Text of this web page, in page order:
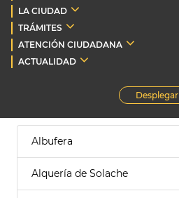
LA CIUDAD
TRÁMITES
ATENCIÓN CIUDADANA
ACTUALIDAD
Desplegar
Albufera
Alquería de Solache